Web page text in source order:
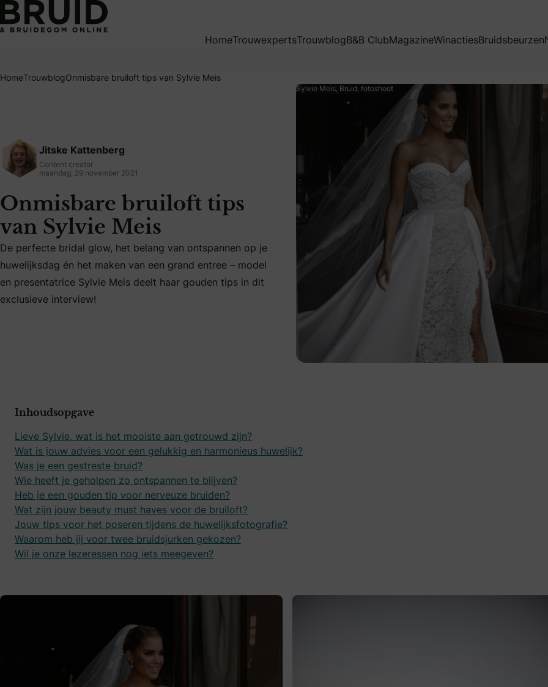
HomeTrouwexpertsTrouwblogB&B ClubMagazineWinactiesBruidsbeurzen
HomeTrouwblogOnmisbare bruiloft tips van Sylvie Meis
Jitske Kattenberg
Content creator
maandag, 29 november 2021
Onmisbare bruiloft tips
van Sylvie Meis
De perfecte bridal glow, het belang van ontspannen op je huwelijksdag én het maken van een grand entree –
De perfecte bridal glow, het belang van ontspannen op je
huwelijksdag én het maken van een grand entree – model
en presentatrice Sylvie Meis deelt haar gouden tips in dit
exclusieve interview!
Sylvie Meis, Bruid, fotoshoot
Inhoudsopgave
Lieve Sylvie, wat is het mooiste aan getrouwd zijn?
Wat is jouw advies voor een gelukkig en harmonieus huwelijk?
Was je een gestreste bruid?
Wie heeft je geholpen zo ontspannen te blijven?
Heb je een gouden tip voor nerveuze bruiden?
Wat zijn jouw beauty must haves voor de bruiloft?
Jouw tips voor het poseren tijdens de huwelijksfotografie?
Waarom heb jij voor twee bruidsjurken gekozen?
Wil je onze lezeressen nog iets meegeven?